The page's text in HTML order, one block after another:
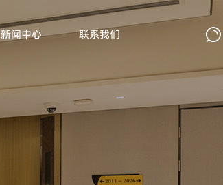
新闻中心 联系我们